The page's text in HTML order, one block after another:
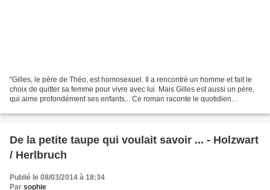
"Gilles, le père de Théo, est homosexuel. Il a rencontré un homme et fait le
choix de quitter sa femme pour vivre avec lui. Mais Gilles est aussi un père,
qui aime profondément ses enfants... Ce roman raconte le quotidien
De la petite taupe qui voulait savoir ... - Holzwart
/ Herlbruch
Publié le 08/03/2014 à 18:34
Par sophie